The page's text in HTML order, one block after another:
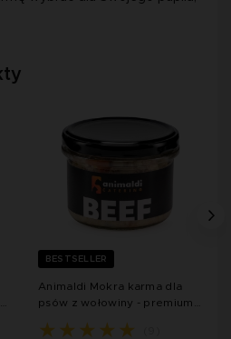
BESTSELLER
Animaldi Mokra karma dla
psów z wołowiny - premium -